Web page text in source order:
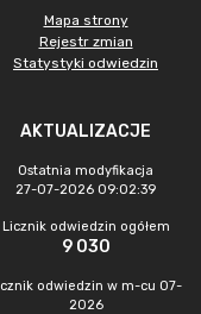
Mapa strony
Rejestr zmian
Statystyki odwiedzin
AKTUALIZACJE
Ostatnia modyfikacja
27-07-2026 09:02:39
Licznik odwiedzin ogółem
9 030
odwiedzin w m-cu 07-
2026